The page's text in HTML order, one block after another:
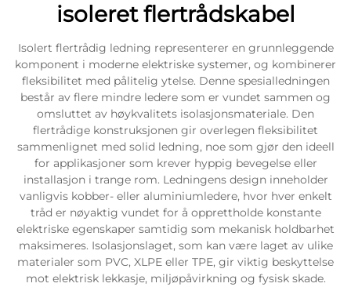
isoleret flertrådskabel
Isolert flertrådig ledning representerer en grunnleggende
komponent i moderne elektriske systemer, og kombinerer
fleksibilitet med pålitelig ytelse. Denne spesialledningen
består av flere mindre ledere som er vundet sammen og
omsluttet av høykvalitets isolasjonsmateriale. Den
flertrådige konstruksjonen gir overlegen fleksibilitet
sammenlignet med solid ledning, noe som gjør den ideell
for applikasjoner som krever hyppig bevegelse eller
installasjon i trange rom. Ledningens design inneholder
vanligvis kobber- eller aluminiumledere, hvor hver enkelt
tråd er nøyaktig vundet for å opprettholde konstante
elektriske egenskaper samtidig som mekanisk holdbarhet
maksimeres. Isolasjonslaget, som kan være laget av ulike
materialer som PVC, XLPE eller TPE, gir viktig beskyttelse
mot elektrisk lekkasje, miljøpåvirkning og fysisk skade.